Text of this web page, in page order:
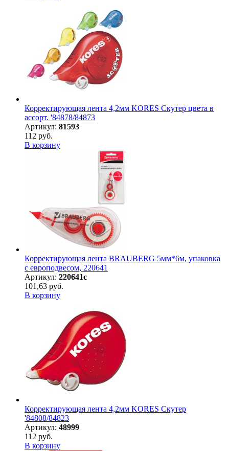
Корректирующая лента 4,2мм KORES Скутер цвета в
ассорт. '84878/84873
Артикул: 81593
112 руб.
В корзину
Корректирующая лента BRAUBERG 5мм*6м, упаковка
с европодвесом, 220641
Артикул: 220641с
101,63 руб.
В корзину
Корректирующая лента 4,2мм KORES Скутер
'84808/84823
Артикул: 48999
112 руб.
В корзину